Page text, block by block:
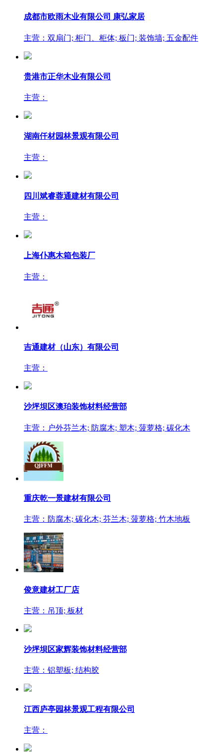
成都市欧雨木业有限公司 康弘家居
主营：双扇门; 柜门、柜体; 板门; 装饰墙; 五金配件
贵港市正华木业有限公司
主营：
湖南仟材园林景观有限公司
主营：
四川斌睿蓉通建材有限公司
主营：
上海仆惠木箱包装厂
主营：
吉通建材（山东）有限公司
主营：
沙坪坝区澳珀装饰材料经营部
主营：户外芬兰木; 防腐木; 塑木; 菠萝格; 碳化木
重庆乾一景建材有限公司
主营：防腐木; 碳化木; 芬兰木; 菠萝格; 竹木地板
俊意建材工厂店
主营：吊顶; 板材
沙坪坝区家辉装饰材料经营部
主营：铝塑板; 结构胶
江西庐亭园林景观工程有限公司
主营：